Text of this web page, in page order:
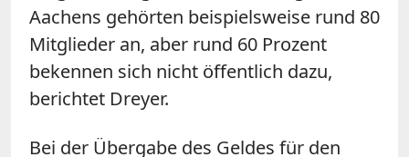
Aachens gehörten beispielsweise rund 80
Mitglieder an, aber rund 60 Prozent
bekennen sich nicht öffentlich dazu,
berichtet Dreyer.
Bei der Übergabe des Geldes für den